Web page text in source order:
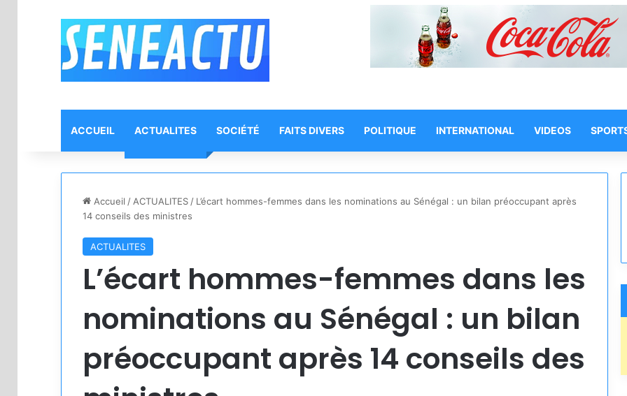
ACCUEIL ACTUALITES SOCIÉTÉ FAITS DIVERS POLITIQUE INTERNATIONAL VIDEOS
Accueil / ACTUALITES / L’écart hommes-femmes dans les nominations au Sénégal : un bilan préoccupant après
14 conseils des ministres
ACTUALITES
L’écart hommes-femmes dans les
nominations au Sénégal : un bilan
préoccupant après 14 conseils des